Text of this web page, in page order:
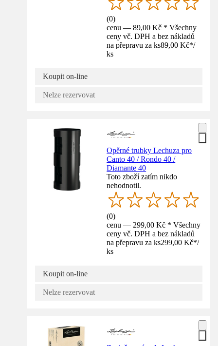
(0)
cenu — 89,00 Kč * Všechny
ceny vč. DPH a bez nákladů
na přepravu za ks89,00 Kč*/
ks
Koupit on-line
Nelze rezervovat
Opěrné trubky Lechuza pro
Canto 40 / Rondo 40 /
Diamante 40
Toto zboží zatím nikdo
nehodnotil.
(0)
cenu — 299,00 Kč * Všechny
ceny vč. DPH a bez nákladů
na přepravu za ks299,00 Kč*/
ks
Koupit on-line
Nelze rezervovat